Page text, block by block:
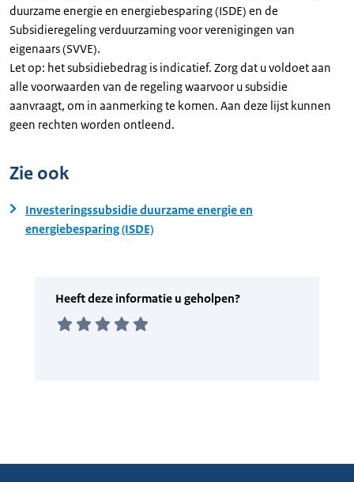
duurzame energie en energiebesparing (ISDE) en de
Subsidieregeling verduurzaming voor verenigingen van
eigenaars (SVVE).
Let op: het subsidiebedrag is indicatief. Zorg dat u voldoet aan
alle voorwaarden van de regeling waarvoor u subsidie
aanvraagt, om in aanmerking te komen. Aan deze lijst kunnen
geen rechten worden ontleend.
Zie ook
Investeringssubsidie duurzame energie en
energiebesparing (ISDE)